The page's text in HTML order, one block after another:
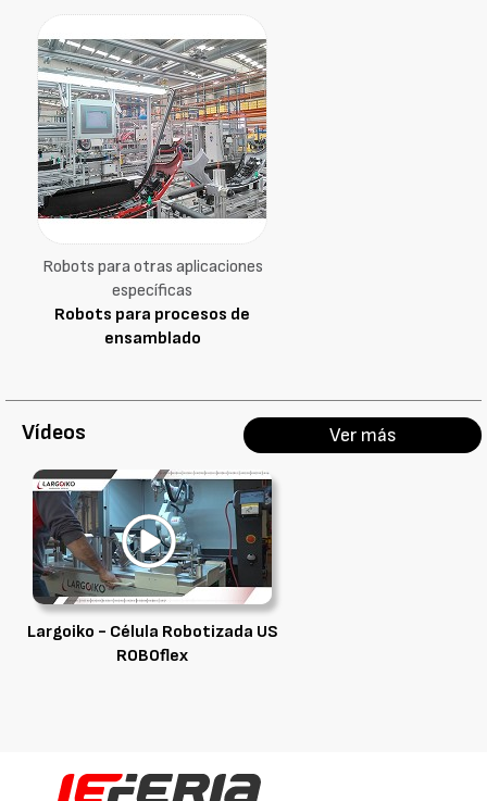
Robots para otras aplicaciones
específicas
Robots para procesos de
ensamblado
Vídeos Ver más
Largoiko - Célula Robotizada US
ROBOflex